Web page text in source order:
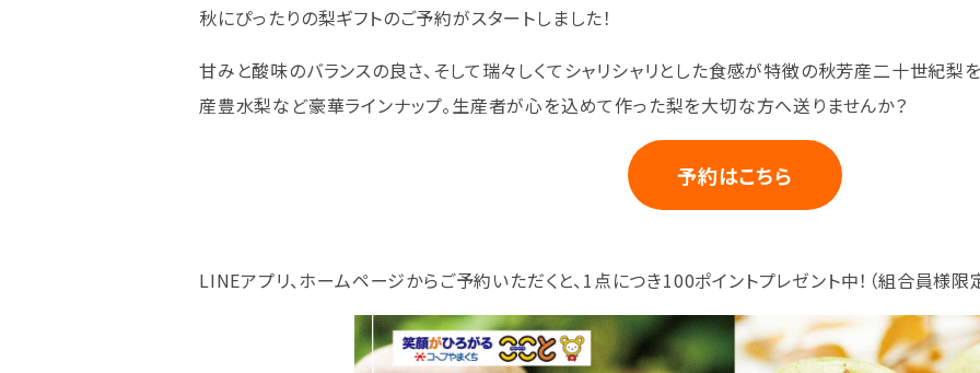
秋にぴったりの梨ギフトのご予約がスタートしました！
甘みと酸味のバランスの良さ、そして瑞々しくてシャリシャリとした食感が特徴の秋芳産二十世紀梨
産豊水梨など豪華ラインナップ。生産者が心を込めて作った梨を大切な方へ送りませんか？
予約はこちら
LINEアプリ、ホームページからご予約いただくと、1点につき100ポイントプレゼント中！（組合員様限